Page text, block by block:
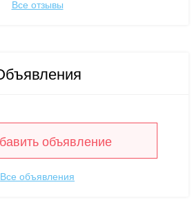
Все отзывы
объявление
Все объявления